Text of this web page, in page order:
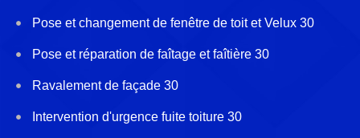
Pose et changement de fenêtre de toit et Velux 30
Pose et réparation de faîtage et faîtière 30
Ravalement de façade 30
Intervention d'urgence fuite toiture 30